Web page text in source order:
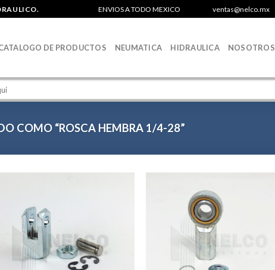
ENVIOS A TODO MEXICO ventas@nelco.mx
DE PRODUCTOS NEUMATICA HIDRAULICA NOSOTROS
COMO “ROSCA HEMBRA 1/4-28”